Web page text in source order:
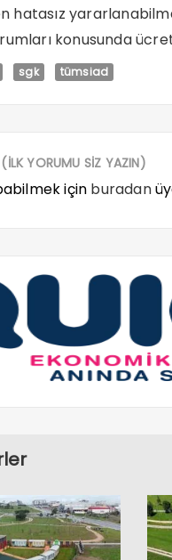
hatasız
konusunda
sgk tümsiad
(İLK YORUMU SİZ YAZIN)
için buradan